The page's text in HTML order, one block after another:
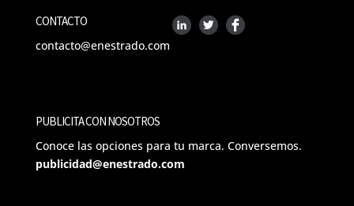
CONTACTO
contacto@enestrado.com
PUBLICITA CON NOSOTROS
Conoce las opciones para tu marca. Conversemos.
publicidad@enestrado.com